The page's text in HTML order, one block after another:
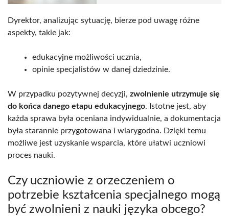
Dyrektor, analizując sytuację, bierze pod uwagę różne
aspekty, takie jak:
edukacyjne możliwości ucznia,
opinie specjalistów w danej dziedzinie.
W przypadku pozytywnej decyzji, zwolnienie utrzymuje się
do końca danego etapu edukacyjnego. Istotne jest, aby
każda sprawa była oceniana indywidualnie, a dokumentacja
była starannie przygotowana i wiarygodna. Dzięki temu
możliwe jest uzyskanie wsparcia, które ułatwi uczniowi
proces nauki.
Czy uczniowie z orzeczeniem o
potrzebie kształcenia specjalnego mogą
być zwolnieni z nauki języka obcego?